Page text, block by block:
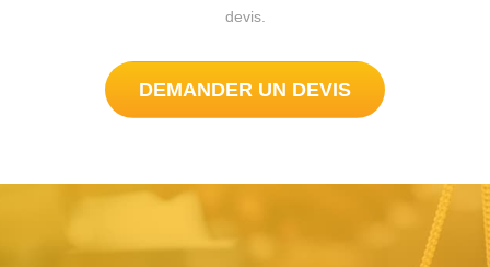
devis.
DEMANDER UN DEVIS